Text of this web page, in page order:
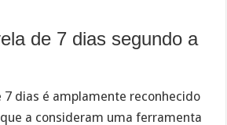
de 7 dias segundo a
7 dias é amplamente reconhecido
a consideram uma ferramenta